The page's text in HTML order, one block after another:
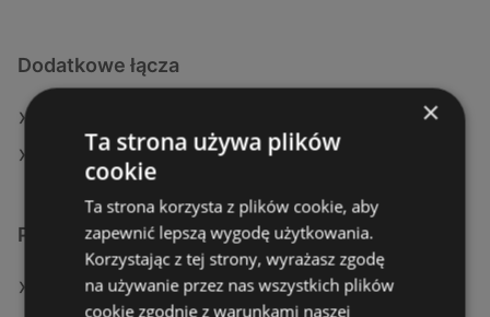
Dodatkowe łącza
Aktualne gazetki JYSK
Podobne sklepy detaliczne
Oferty JYSK
×
Ta strona używa plików
cookie
Ta strona korzysta z plików cookie, aby
zapewnić lepszą wygodę użytkowania.
Korzystając z tej strony, wyrażasz zgodę
na używanie przez nas wszystkich plików
cookie zgodnie z warunkami naszej